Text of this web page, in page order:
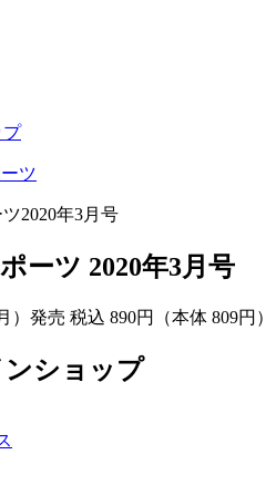
プ
ツ
ーツ 2020年3月号
）発売 税込 890円（本体 809円）
ショップ